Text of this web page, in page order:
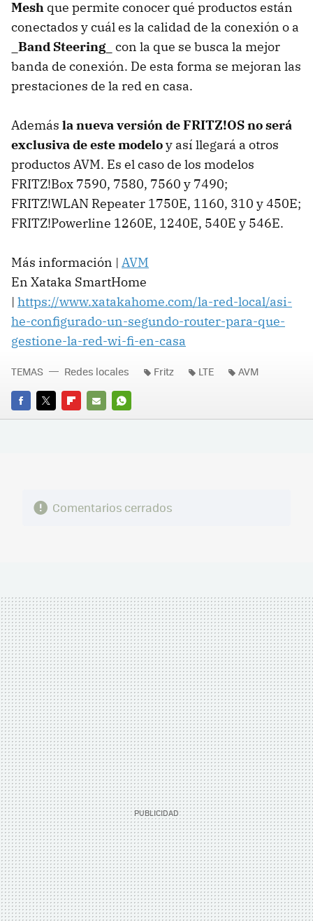
Mesh que permite conocer qué productos están
conectados y cuál es la calidad de la conexión o a
_Band Steering_ con la que se busca la mejor
banda de conexión. De esta forma se mejoran las
prestaciones de la red en casa.
Además la nueva versión de FRITZ!OS no será
exclusiva de este modeloy así llegará a otros
productos AVM. Es el caso de los modelos
FRITZ!Box 7590, 7580, 7560 y 7490;
FRITZ!WLAN Repeater 1750E, 1160, 310 y 450E;
FRITZ!Powerline 1260E, 1240E, 540E y 546E.
Más información | AVM
En Xataka SmartHome
| https://www.xatakahome.com/la-red-local/asi-
he-configurado-un-segundo-router-para-que-
gestione-la-red-wi-fi-en-casa
FACEBOOK
TWITTERFLIPBOARD
E-
WHATSAPP
TEMAS Redes locales Fritz LTE AVM
Comentarios cerrados